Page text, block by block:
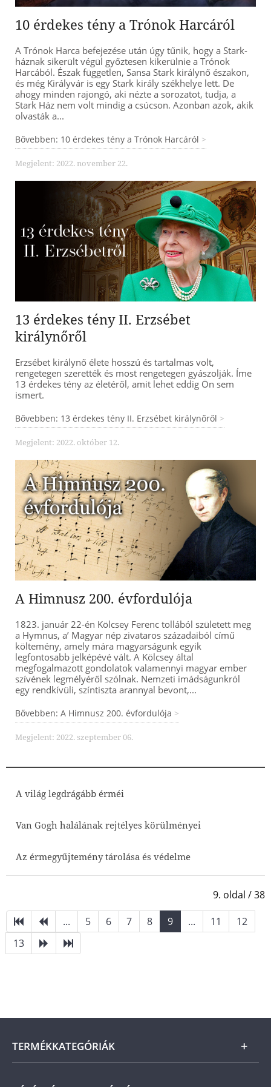
10 érdekes tény a Trónok Harcáról
A Trónok Harca befejezése után úgy tűnik, hogy a Stark-
háznak sikerült végül győztesen kikerülnie a Trónok
Harcából. Észak független, Sansa Stark királynő északon,
és még Királyvár is egy Stark király székhelye lett. De
ahogy minden rajongó, aki nézte a sorozatot, tudja, a
Stark Ház nem volt mindig a csúcson. Azonban azok, akik
olvasták a...
Bővebben: 10 érdekes tény a Trónok Harcáról
Megjelent: 2022. november 22.
13 érdekes tény II. Erzsébet
királynőről
Erzsébet királynő élete hosszú és tartalmas volt,
rengetegen szerették és most rengetegen gyászolják. Íme
13 érdekes tény az életéről, amit lehet eddig Ön sem
ismert.
Bővebben: 13 érdekes tény II. Erzsébet királynőről
Megjelent: 2022. október 12.
A Himnusz 200. évfordulója
1823. január 22-én Kölcsey Ferenc tollából született meg
a Hymnus, a’ Magyar nép zivataros századaiból című
költemény, amely mára magyarságunk egyik
legfontosabb jelképévé vált. A Kölcsey által
megfogalmazott gondolatok valamennyi magyar ember
szívének legmélyéről szólnak. Nemzeti imádságunkról
egy rendkívüli, színtiszta arannyal bevont,...
Bővebben: A Himnusz 200. évfordulója
Megjelent: 2022. szeptember 06.
A világ legdrágább érméi
Van Gogh halálának rejtélyes körülményei
Az érmegyűjtemény tárolása és védelme
9. oldal / 38
...
5 6 7 8 9 ... 11
12
13
TERMÉKKATEGÓRIÁK